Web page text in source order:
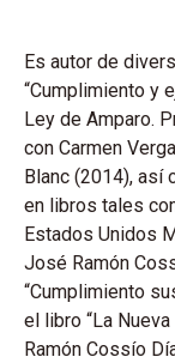
Es autor de
“Cumplimiento y
Ley de Amparo.
con Carmen
Blanc (2014),
en libros tales
Estados Unidos
José Ramón
“Cumplimiento
el libro “La
Ramón Cossío